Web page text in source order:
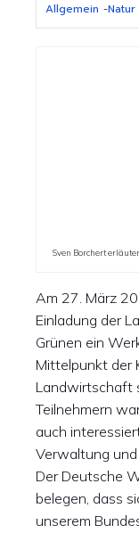
Allgemein -
Sven Borchert
Am 27. März
Einladung der
Grünen ein
Mittelpunkt der
Landwirtschaft
Teilnehmern
auch
Verwaltung und
Der Deutsche
belegen, dass
unserem